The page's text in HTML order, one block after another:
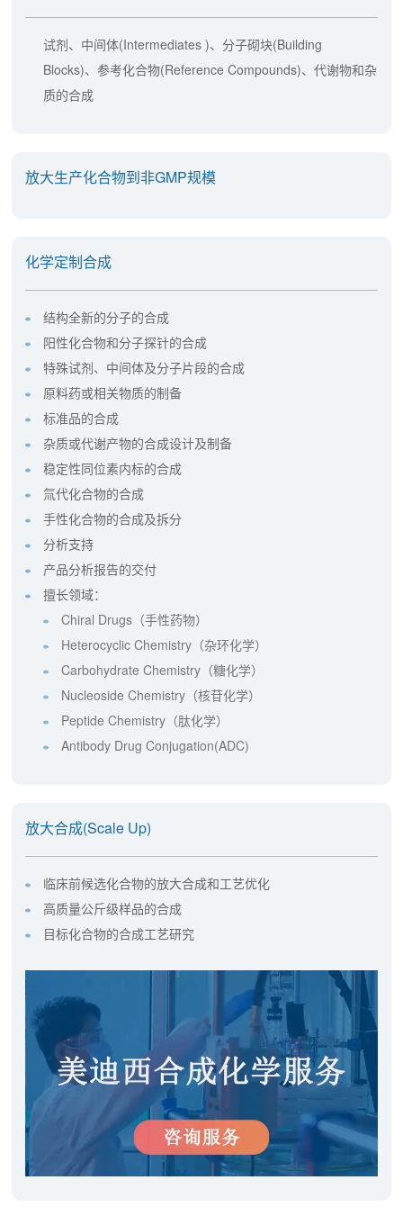
试剂、中间体(Intermediates )、分子砌块(Building
Blocks)、参考化合物(Reference Compounds)、代谢物和杂
质的合成
放大生产化合物到非GMP规模
化学定制合成
结构全新的分子的合成
阳性化合物和分子探针的合成
特殊试剂、中间体及分子片段的合成
原料药或相关物质的制备
标准品的合成
杂质或代谢产物的合成设计及制备
稳定性同位素内标的合成
氚代化合物的合成
手性化合物的合成及拆分
分析支持
产品分析报告的交付
擅长领域：
Chiral Drugs（手性药物）
Heterocyclic Chemistry（杂环化学）
Carbohydrate Chemistry（糖化学）
Nucleoside Chemistry（核苷化学）
Peptide Chemistry（肽化学）
Antibody Drug Conjugation(ADC)
放大合成(Scale Up)
临床前候选化合物的放大合成和工艺优化
高质量公斤级样品的合成
目标化合物的合成工艺研究